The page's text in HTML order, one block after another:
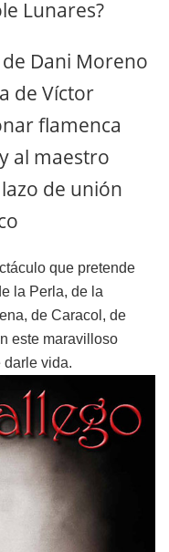
Lunares?
Dani Moreno
de Víctor
flamenca
al maestro
de unión
que pretende
la Perla, de la
de Caracol, de
este maravilloso
darle vida.